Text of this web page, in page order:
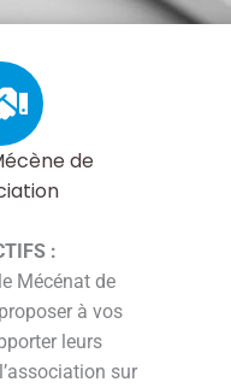
de
:
Mécénat de
à vos
leurs
sur